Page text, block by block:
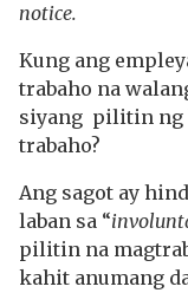
notice.
Kung ang
trabaho na
siyang pilitin ng
trabaho?
Ang sagot ay
laban sa “
pilitin na
kahit anumang